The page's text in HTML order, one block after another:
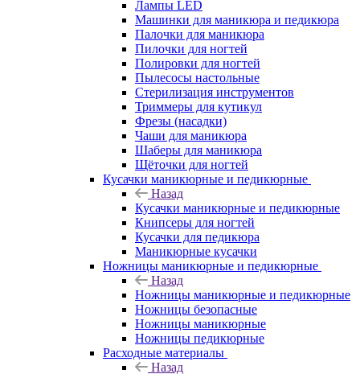
Лампы LED
Машинки для маникюра и педикюра
Палочки для маникюра
Пилочки для ногтей
Полировки для ногтей
Пылесосы настольные
Стерилизация инструментов
Триммеры для кутикул
Фрезы (насадки)
Чаши для маникюра
Шаберы для маникюра
Щёточки для ногтей
Кусачки маникюрные и педикюрные
Назад
Кусачки маникюрные и педикюрные
Книпсеры для ногтей
Кусачки для педикюра
Маникюрные кусачки
Ножницы маникюрные и педикюрные
Назад
Ножницы маникюрные и педикюрные
Ножницы безопасные
Ножницы маникюрные
Ножницы педикюрные
Расходные материалы
Назад